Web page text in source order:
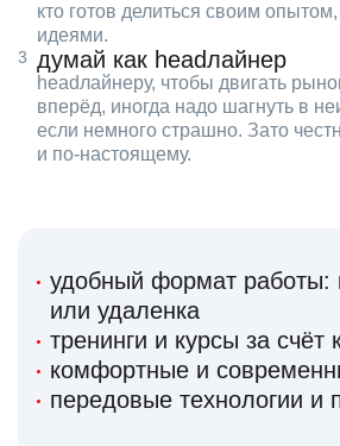
кто готов делиться своим опытом,
идеями.
думай как headлайнер
headлайнеру, чтобы двигать
вперёд, иногда надо шагнуть в
если немного страшно. Зато
и по‑настоящему.
удобный формат работы:
или удаленка
тренинги и курсы за счёт
комфортные и
передовые технологии и